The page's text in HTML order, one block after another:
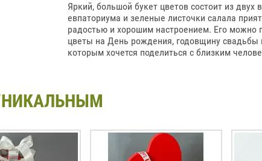
Яркий, большой букет цветов состоит из
евпаториума и зеленые листочки салала
радостью и хорошим настроением. Его можно
цветы на День рождения, годовщину свадьбы
которым хочется поделиться с близким